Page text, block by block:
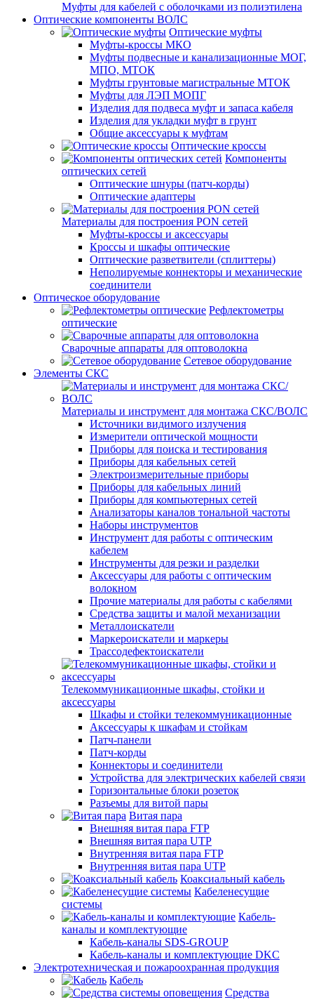
Муфты для кабелей с оболочками из полиэтилена
Оптические компоненты ВОЛС
Оптические муфты
Муфты-кроссы МКО
Муфты подвесные и канализационные МОГ,
МПО, МТОК
Муфты грунтовые магистральные МТОК
Муфты для ЛЭП МОПГ
Изделия для подвеса муфт и запаса кабеля
Изделия для укладки муфт в грунт
Общие аксессуары к муфтам
Оптические кроссы
Компоненты
оптических сетей
Оптические шнуры (патч-корды)
Оптические адаптеры
Материалы для построения PON сетей
Муфты-кроссы и аксессуары
Кроссы и шкафы оптические
Оптические разветвители (сплиттеры)
Неполируемые коннекторы и механические
соединители
Оптическое оборудование
Рефлектометры
оптические
Сварочные аппараты для оптоволокна
Сетевое оборудование
Элементы СКС
Материалы и инструмент для монтажа СКС/ВОЛС
Источники видимого излучения
Измерители оптической мощности
Приборы для поиска и тестирования
Приборы для кабельных сетей
Электроизмерительные приборы
Приборы для кабельных линий
Приборы для компьютерных сетей
Анализаторы каналов тональной частоты
Наборы инструментов
Инструмент для работы с оптическим
кабелем
Инструменты для резки и разделки
Аксессуары для работы с оптическим
волокном
Прочие материалы для работы с кабелями
Средства защиты и малой механизации
Металлоискатели
Маркероискатели и маркеры
Трассодефектоискатели
Телекоммуникационные шкафы, стойки и
аксессуары
Шкафы и стойки телекоммуникационные
Аксессуары к шкафам и стойкам
Патч-панели
Патч-корды
Коннекторы и соединители
Устройства для электрических кабелей связи
Горизонтальные блоки розеток
Разъемы для витой пары
Витая пара
Внешняя витая пара FTP
Внешняя витая пара UTP
Внутренняя витая пара FTP
Внутренняя витая пара UTP
Коаксиальный кабель
Кабеленесущие
системы
Кабель-
каналы и комплектующие
Кабель-каналы SDS-GROUP
Кабель-каналы и комплектующие DKC
Электротехническая и пожароохранная продукция
Кабель
Средства